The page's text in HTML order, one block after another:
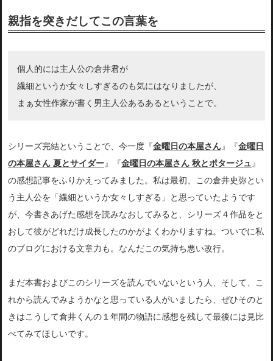
親指を突きだしてこの言葉を
個人的には主人公の倉井君が
繊細というか女々しすぎるのも気にはなりましたが、
まぁ女性作家が書く男主人公あるあるということで。
シリーズ完結ということで、今一度『金曜日の本屋さん』『金曜日
の本屋さん 夏とサイダー』『金曜日の本屋さん 秋とポタージュ 』
の感想記事をふりかえってみました。私は最初、この倉井史弥とい
う主人公を「繊細というか女々しすぎる」と思っていたようです
が、今書きあげた感想を読みなおしてみると、シリーズ４作品をと
おして彼がどれだけ成長したのかがよくわかりますね。ついでに私
のブログにおける文章力も。なんだこの気持ち悪い改行。
まだ本書およびこのシリーズを読んでいないという人、そして、こ
れから読んでみようかなと思っている人がいましたら、ぜひそのと
きはこうして倉井くんの１年間の物語に感想を残して最後には見比
べてみてほしいです。